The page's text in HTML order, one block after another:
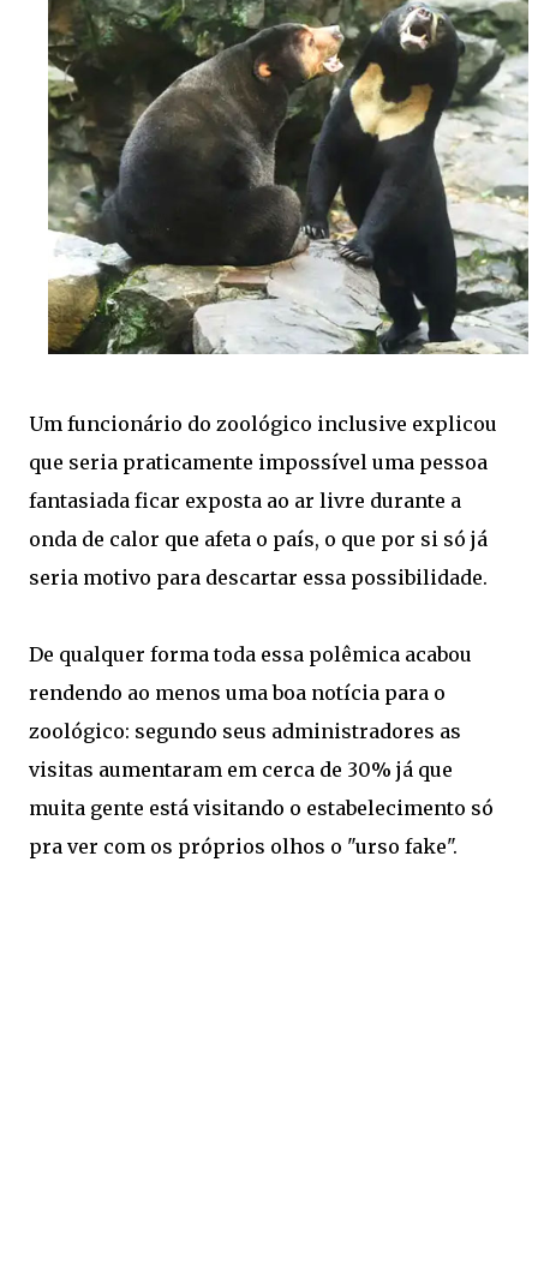
Um funcionário do zoológico inclusive explicou
que seria praticamente impossível uma pessoa
fantasiada ficar exposta ao ar livre durante a
onda de calor que afeta o país, o que por si só já
seria motivo para descartar essa possibilidade.
De qualquer forma toda essa polêmica acabou
rendendo ao menos uma boa notícia para o
zoológico: segundo seus administradores as
visitas aumentaram em cerca de 30% já que
muita gente está visitando o estabelecimento só
pra ver com os próprios olhos o "urso fake".